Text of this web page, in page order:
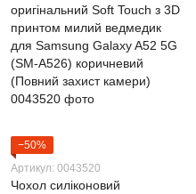
−50%
Артикул: 0043520
Чохол силіконовий